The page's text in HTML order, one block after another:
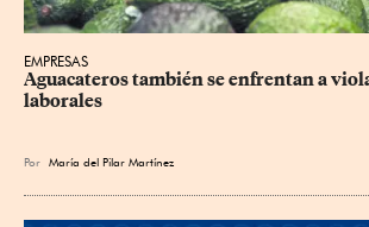
EMPRESAS
Aguacateros también se enfrentan a
laborales
Por María del Pilar Martínez